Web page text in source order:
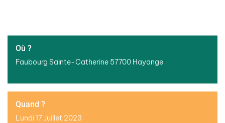
Où ?
Faubourg Sainte-Catherine 57700 Hayange
Quand ?
Lundi 17 Juillet 2023